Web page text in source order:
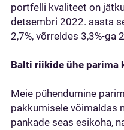
portfelli kvaliteet on
detsembri 2022. aasta
2,7%, võrreldes 3,3%-ga
Balti riikide ühe parima
Meie pühendumine
pakkumisele võimaldas
pankade seas esikoha,